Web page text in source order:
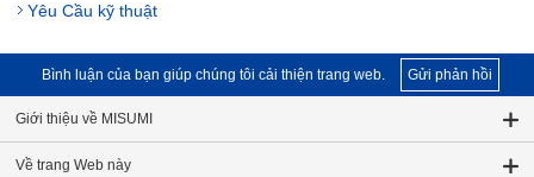
Yêu Cầu kỹ thuật
Bình luận của bạn giúp chúng tôi cải thiện trang web. Gửi phản hồi
Giới thiệu về MISUMI
Về trang Web này